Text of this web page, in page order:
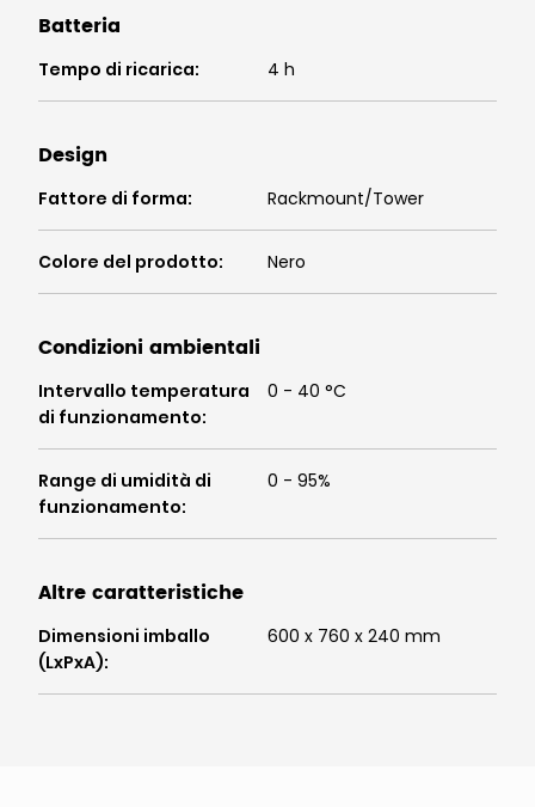
Batteria
Tempo di ricarica: 4 h
Design
Fattore di forma: Rackmount/Tower
Colore del prodotto: Nero
Condizioni ambientali
Intervallo temperatura
di funzionamento:
0 - 40 °C
Range di umidità di
funzionamento:
0 - 95%
Altre caratteristiche
Dimensioni imballo
(LxPxA):
600 x 760 x 240 mm